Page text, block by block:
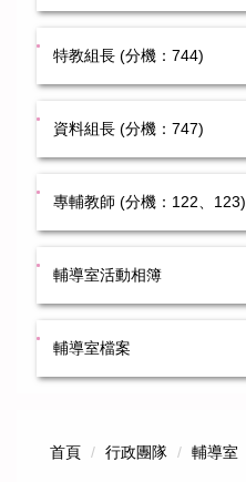
特教組長 (分機：744)
資料組長 (分機：747)
專輔教師 (分機：122、123)
輔導室活動相簿
輔導室檔案
首頁 行政團隊 輔導室